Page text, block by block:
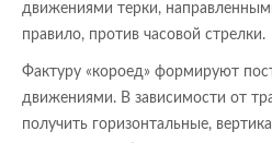
движениями терки,
правило, против часовой стрелки.
Фактуру «короед» формируют
движениями. В зависимости от
получить горизонтальные,